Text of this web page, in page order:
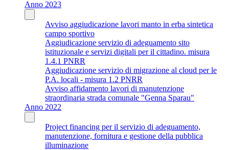
Anno 2023
Avviso aggiudicazione lavori manto in erba sintetica
campo sportivo
Aggiudicazione servizio di adeguamento sito
istituzionale e servizi digitali per il cittadino. misura
1.4.1 PNRR
Aggiudicazione servizio di migrazione al cloud per le
P.A. locali - misura 1.2 PNRR
Avviso affidamento lavori di manutenzione
straordinaria strada comunale "Genna Sparau"
Anno 2022
Project financing per il servizio di adeguamento,
manutenzione, fornitura e gestione della pubblica
illuminazione